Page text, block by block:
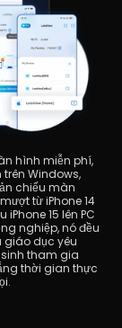
hình miễn phí,
Windows,
chiếu màn
từ iPhone 14
15 lên PC
nghiệp, nó đều
giáo dục yêu
tham gia
thời gian thực